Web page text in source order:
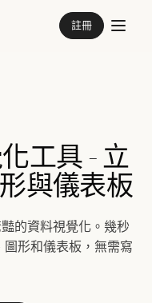
註冊
工具 - 立
與儀表板
的資料視覺化。幾秒
形和儀表板，無需寫